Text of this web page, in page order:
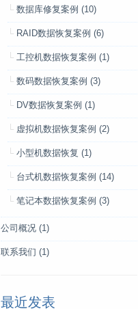
数据库修复案例 (10)
RAID数据恢复案例 (6)
工控机数据恢复案例 (1)
数码数据恢复案例 (3)
DV数据恢复案例 (1)
虚拟机数据恢复案例 (2)
小型机数据恢复 (1)
台式机数据恢复案例 (14)
笔记本数据恢复案例 (3)
公司概况 (1)
联系我们 (1)
最近发表